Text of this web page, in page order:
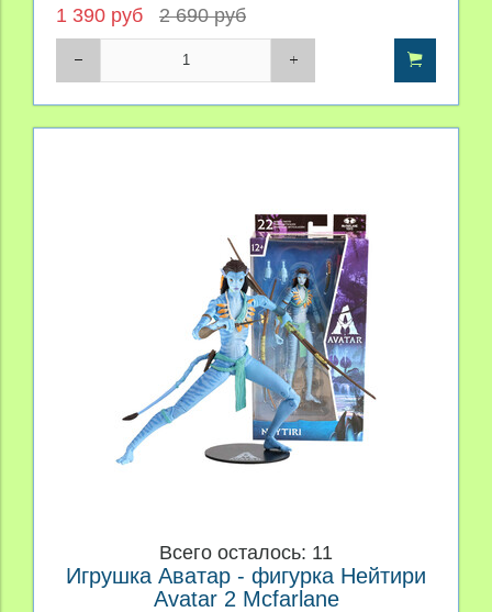
1 390 руб 2 690 руб
Всего осталось: 11
Игрушка Аватар - фигурка Нейтири
Avatar 2 Mcfarlane